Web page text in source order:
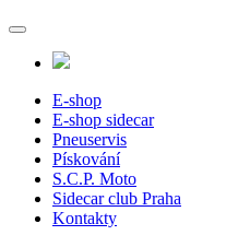
E-shop
E-shop sidecar
Pneuservis
Pískování
S.C.P. Moto
Sidecar club Praha
Kontakty